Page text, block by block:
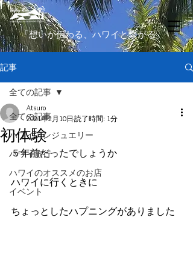
​「想いが伝わる、ハワイと繋がる」
記事
全ての記事
ハワイアンジュエリー
ハワイ旅行
ハワイのオススメのお店
イベント
全ての記事
初体験
Atsuro
2021年2月10日 読了時間: 1分
５年前だったでしょうか
ハワイに行くときに
ちょっとしたハプニングがありました